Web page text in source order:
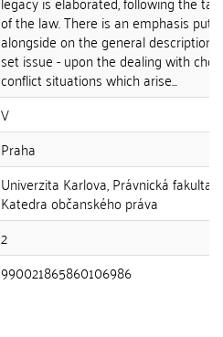
of the law. There is an emphasis put-
alongside on the general description
set issue - upon the dealing with
conflict situations which arise...
V
Praha
Univerzita Karlova, Právnická fakulta,
Katedra občanského práva
2
990021865860106986